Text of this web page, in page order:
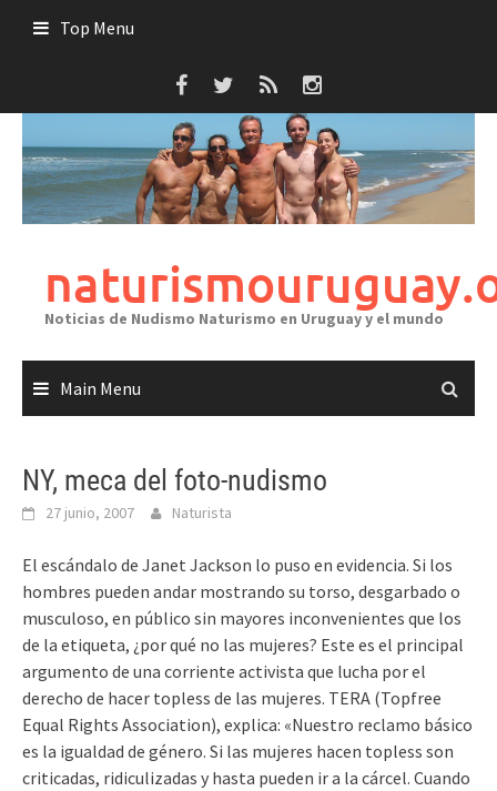
Top Menu
Noticias de Nudismo Naturismo en Uruguay y el mundo
Main Menu
NY, meca del foto-nudismo
27 junio, 2007 Naturista
El escándalo de Janet Jackson lo puso en evidencia. Si los
hombres pueden andar mostrando su torso, desgarbado o
musculoso, en público sin mayores inconvenientes que los
de la etiqueta, ¿por qué no las mujeres? Este es el principal
argumento de una corriente activista que lucha por el
derecho de hacer topless de las mujeres. TERA (Topfree
Equal Rights Association), explica: «Nuestro reclamo básico
es la igualdad de género. Si las mujeres hacen topless son
criticadas, ridiculizadas y hasta pueden ir a la cárcel. Cuando